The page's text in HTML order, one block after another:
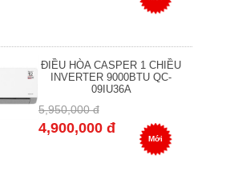
ĐIỀU HÒA CASPER 1 CHIỀU
INVERTER 9000BTU QC-
09IU36A
5,950,000 đ
4,900,000 đ
Mới